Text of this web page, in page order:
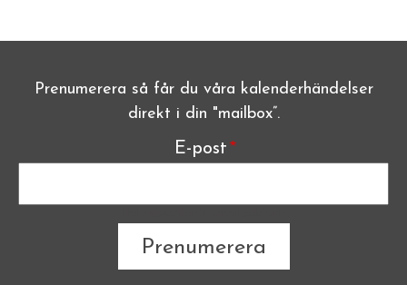
E-post
Prenumerera så får du våra kalenderhändelser
direkt i din "mailbox”.